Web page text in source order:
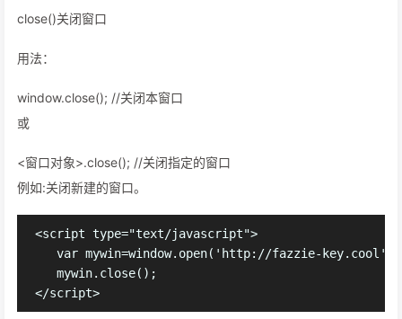
close()关闭窗口
用法：
window.close(); //关闭本窗口
或
<窗口对象>.close(); //关闭指定的窗口
例如:关闭新建的窗口。
<script type="text/javascript">
var mywin=window.open('http://fazzie-key.cool');
   mywin.close();